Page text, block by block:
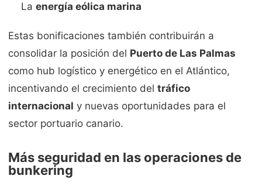
La energía eólica marina
Estas bonificaciones también contribuirán a
consolidar la posición del Puerto de Las Palmas
como hub logístico y energético en el Atlántico,
incentivando el crecimiento del tráfico
internacional y nuevas oportunidades para el
sector portuario canario.
Más seguridad en las operaciones de
bunkering